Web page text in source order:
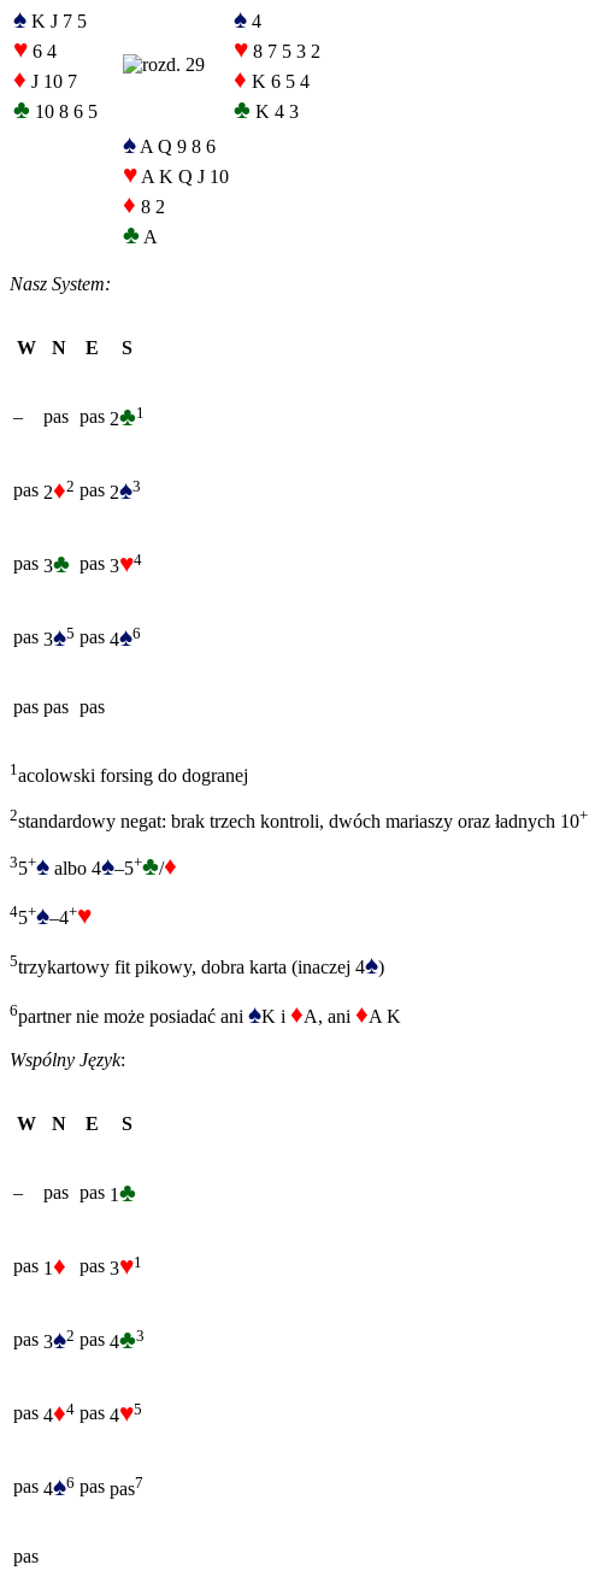
♠ K J 7 5
♥ 6 4
♦ J 10 7
♣ 10 8 6 5
♠ 4
♥ 8 7 5 3 2
♦ K 6 5 4
♣ K 4 3
♠ A Q 9 8 6
♥ A K Q J 10
♦ 8 2
♣ A
Nasz System:
W N E S
– pas pas 2♣1
pas 2♦2 pas 2♠3
pas 3♣ pas 3♥4
pas 3♠5 pas 4♠6
pas pas pas
1 acolowski forsing do dogranej
2standardowy negat: brak trzech kontroli, dwóch mariaszy oraz ładnych 10+
35+♠ albo 4♠–5+♣/♦
45+♠–4+♥
5trzykartowy fit pikowy, dobra karta (inaczej 4♠)
6partner nie może posiadać ani ♠K i ♦A, ani ♦A K
Wspólny Język:
W N E S
– pas pas 1♣
pas 1♦ pas 3♥1
pas 3♠2 pas 4♣3
pas 4♦4 pas 4♥5
pas 4♠6 pas pas7
pas